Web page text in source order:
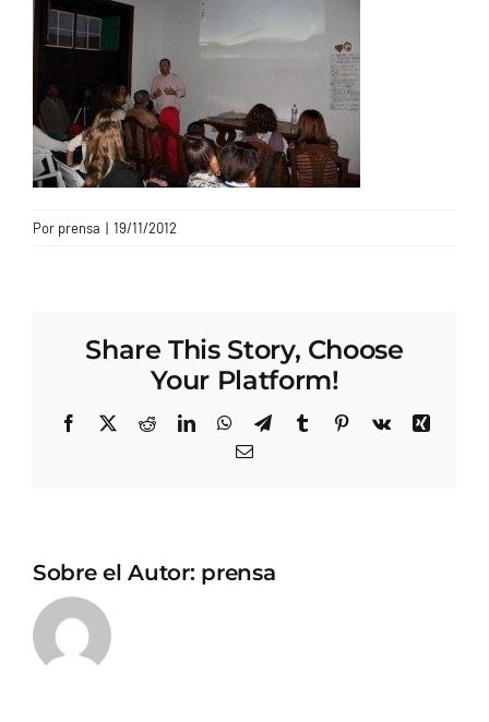
CONTACTO
Por prensa | 19/11/2012
Share This Story, Choose
Your Platform!
Facebook
X RedditLinkedInWhatsApp
TelegramTumblrPinterest
Vk
Xing
Correo
Sobre el Autor: prensa